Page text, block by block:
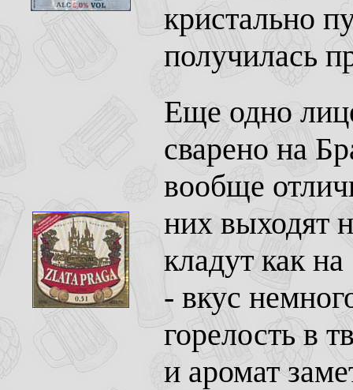
кристально
получилась
Еще одно
сварено на
вообще
них выходят
кладут как
- вкус
горелость в
и аромат